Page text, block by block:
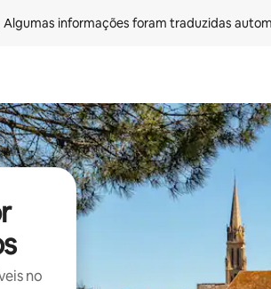
Algumas informações foram traduzidas
no